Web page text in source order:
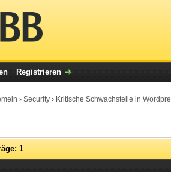
Registrieren
› Security › Kritische Schwachstelle in
1